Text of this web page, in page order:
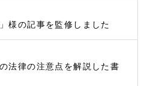
様の記事を監修しました
法律の注意点を解説した書